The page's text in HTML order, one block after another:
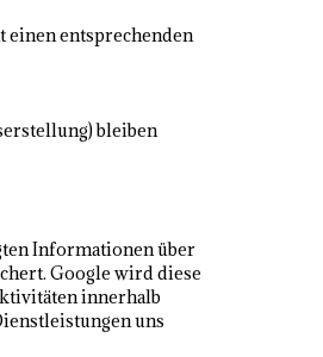
einen entsprechenden
bleiben
Informationen über
Google wird diese
innerhalb
uns